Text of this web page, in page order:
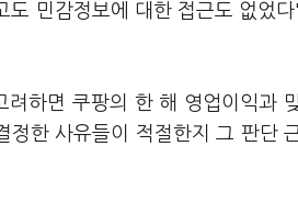
민감정보에 대한 접근도 없었
하면 쿠팡의 한 해 영업이익과
정한 사유들이 적절한지 그 판단